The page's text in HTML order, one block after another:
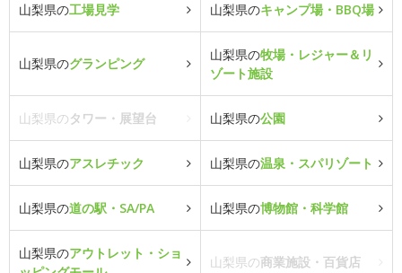
山梨県の工場見学 山梨県のキャンプ場・BBQ場
山梨県のグランピング
山梨県の牧場・レジャー＆リ
ゾート施設
山梨県のタワー・展望台 山梨県の公園
山梨県のアスレチック 山梨県の温泉・スパリゾート
山梨県の道の駅・SA/PA 山梨県の博物館・科学館
山梨県のアウトレット・ショ
山梨県の商業施設・百貨店